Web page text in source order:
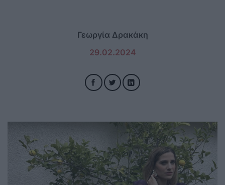
Γεωργία Δρακάκη
29.02.2024